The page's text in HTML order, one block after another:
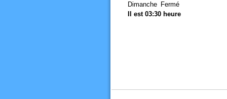
Dimanche
Fermé
Il est 03:30 heure